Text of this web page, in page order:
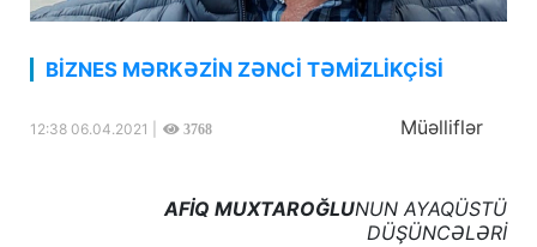
BİZNES MƏRKƏZİN ZƏNCİ TƏMİZLİKÇİSİ
12:38 06.04.2021 | 3768 Müəlliflər
AFİQ MUXTAROĞLUNUN AYAQÜSTÜ
DÜŞÜNCƏLƏRİ